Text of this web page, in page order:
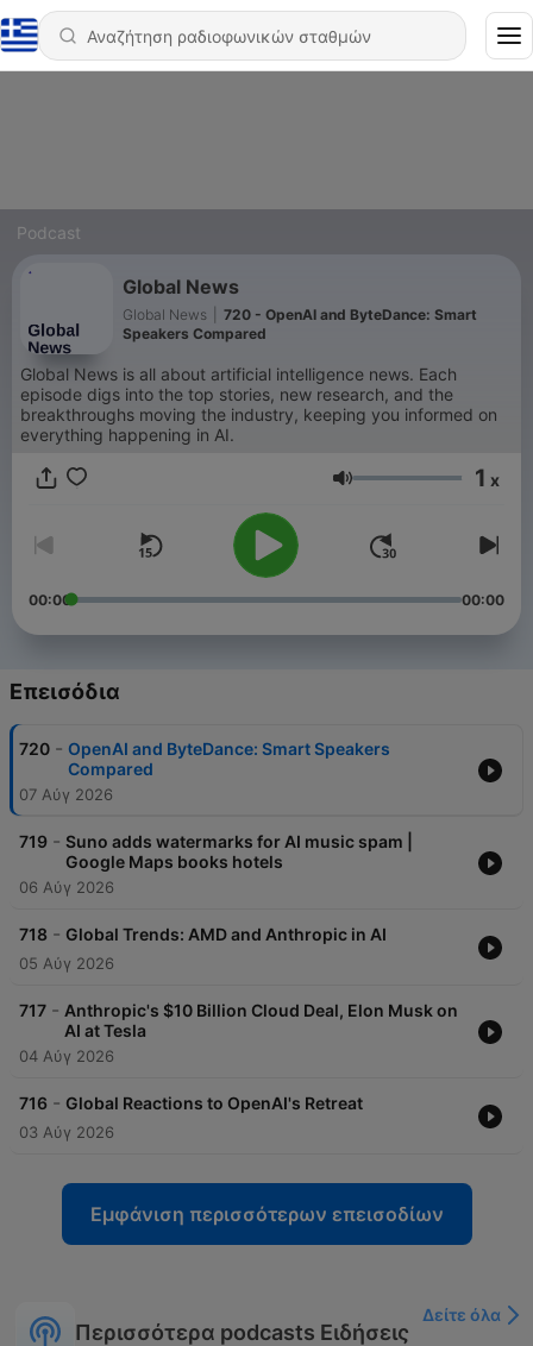
Podcast
Global News
Global News
720 - OpenAI and ByteDance: Smart
Speakers Compared
Global News is all about artificial intelligence news. Each
episode digs into the top stories, new research, and the
breakthroughs moving the industry, keeping you informed on
everything happening in AI.
Ένταση 1 x
00:00 00:00
Επεισόδια
720 - OpenAI and ByteDance: Smart Speakers
Compared
07 Αύγ 2026
719 - Suno adds watermarks for AI music spam |
Google Maps books hotels
06 Αύγ 2026
718 - Global Trends: AMD and Anthropic in AI
05 Αύγ 2026
717 - Anthropic's $10 Billion Cloud Deal, Elon Musk on
AI at Tesla
04 Αύγ 2026
716 - Global Reactions to OpenAI's Retreat
03 Αύγ 2026
Εμφάνιση περισσότερων επεισοδίων
Περισσότερα podcasts Ειδήσεις
Δείτε όλα